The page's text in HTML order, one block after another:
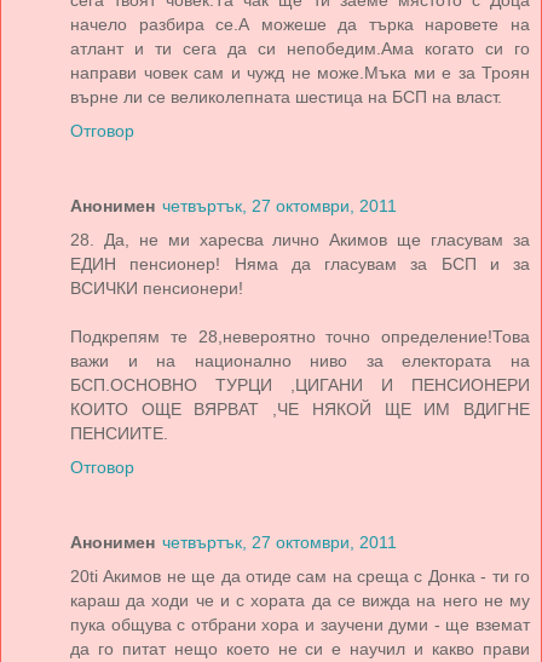
начело разбира се.А можеше да търка наровете на
атлант и ти сега да си непобедим.Ама когато си го
направи човек сам и чужд не може.Мъка ми е за Троян
върне ли се великолепната шестица на БСП на власт.
Отговор
Анонимен четвъртък, 27 октомври, 2011
28. Да, не ми харесва лично Акимов ще гласувам за
ЕДИН пенсионер! Няма да гласувам за БСП и за
ВСИЧКИ пенсионери!
Подкрепям те 28,невероятно точно определение!Това
важи и на национално ниво за електората на
БСП.ОСНОВНО ТУРЦИ ,ЦИГАНИ И ПЕНСИОНЕРИ
КОИТО ОЩЕ ВЯРВАТ ,ЧЕ НЯКОЙ ЩЕ ИМ ВДИГНЕ
ПЕНСИИТЕ.
Отговор
Анонимен четвъртък, 27 октомври, 2011
20ti Акимов не ще да отиде сам на среща с Донка - ти го
караш да ходи че и с хората да се вижда на него не му
пука общува с отбрани хора и заучени думи - ще вземат
да го питат нещо което не си е научил и какво прави